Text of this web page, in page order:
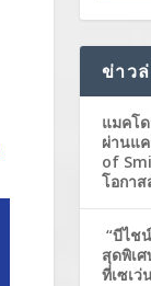
ข่าว
แมคโ
ผ่านแ
of
โอกา
“บีไช
สุดพิเ
ที่เซเว่